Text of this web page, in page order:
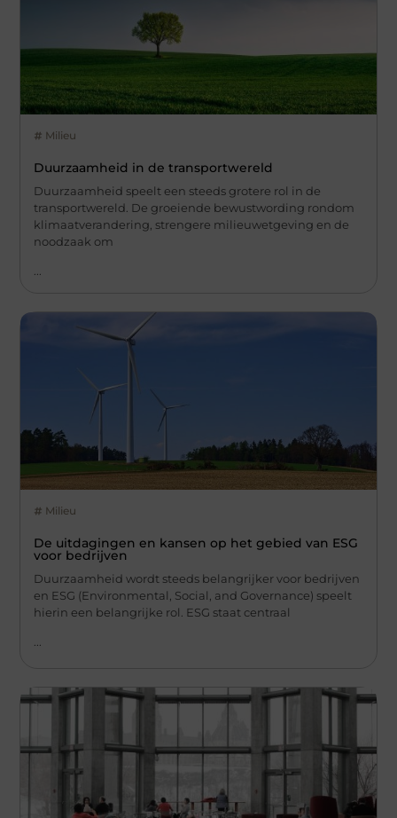
Milieu
Duurzaamheid in de transportwereld
Duurzaamheid speelt een steeds grotere rol in de
transportwereld. De groeiende bewustwording rondom
klimaatverandering, strengere milieuwetgeving en de
noodzaak om
Milieu
De uitdagingen en kansen op het gebied van ESG
voor bedrijven
Duurzaamheid wordt steeds belangrijker voor bedrijven
en ESG (Environmental, Social, and Governance) speelt
hierin een belangrijke rol. ESG staat centraal
...